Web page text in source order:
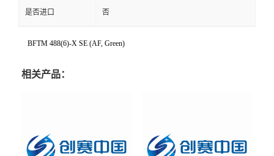
是否进口 否
BFTM 488(6)-X SE (AF, Green)
相关产品：